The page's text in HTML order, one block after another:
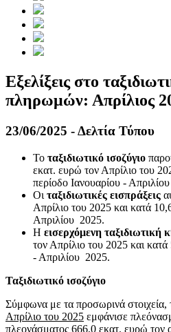
Εξελίξεις στο
πληρωμών: Απρίλιος
23/06/2025 - Δελτία Τύπου
Το ταξιδιωτικό ισοζύγιο
εκατ. ευρώ τον Απρίλιο του
περίοδο Ιανουαρίου -
Oι ταξιδιωτικές εισπράξεις
Απρίλιο του 2025 και κατά
Απριλίου 2025.
Η εισερχόμενη ταξιδιωτική
τον Απρίλιο του 2025 και
- Απριλίου 2025.
Ταξιδιωτικό ισοζύγιο
Σύμφωνα με τα προσωρινά στοιχεία,
Απρίλιο του 2025 εμφάνισε
πλεονάσματος 666,0 εκατ. ευρώ τον